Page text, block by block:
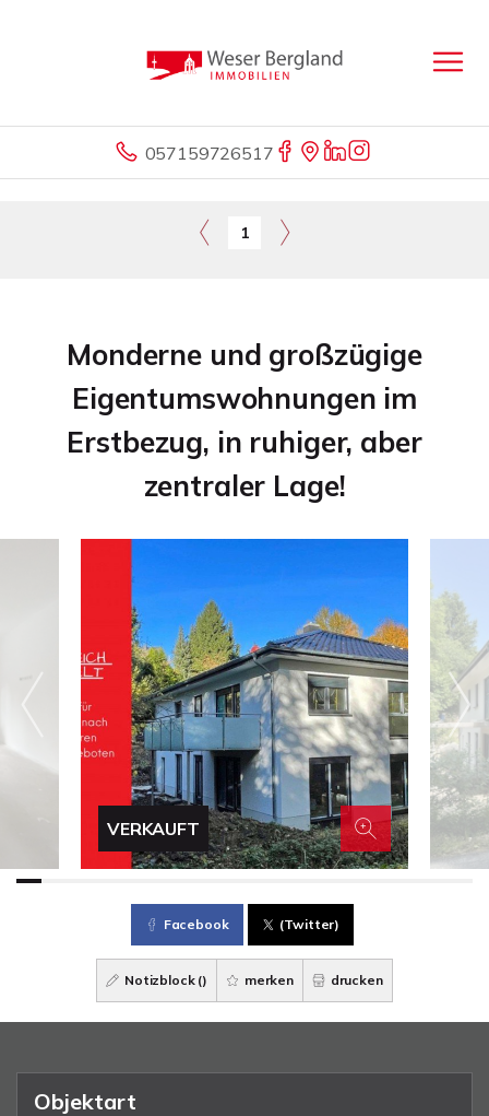
057159726517
1
Monderne und großzügige
Eigentumswohnungen im
Erstbezug, in ruhiger, aber
zentraler Lage!
VERKAUFT
Facebook (Twitter)
Notizblock () merken drucken
Objektart